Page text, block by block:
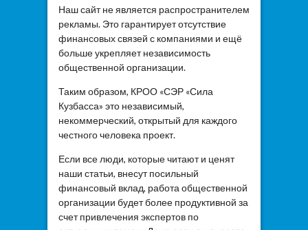
Наш сайт не является распространителем
рекламы. Это гарантирует отсутствие
финансовых связей с компаниями и ещё
больше укрепляет независимость
общественной организации.
Таким образом, КРОО «СЭР «Сила
Кузбасса» это независимый,
некоммерческий, открытый для каждого
честного человека проект.
Если все люди, которые читают и ценят
наши статьи, внесут посильный
финансовый вклад, работа общественной
организации будет более продуктивной за
счет привлечения экспертов по